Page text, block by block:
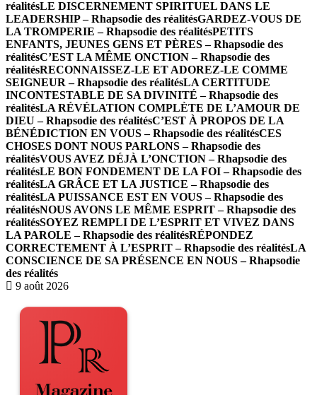
réalitésLE DISCERNEMENT SPIRITUEL DANS LE
LEADERSHIP – Rhapsodie des réalitésGARDEZ-VOUS DE
LA TROMPERIE – Rhapsodie des réalitésPETITS
ENFANTS, JEUNES GENS ET PÈRES – Rhapsodie des
réalitésC’EST LA MÊME ONCTION – Rhapsodie des
réalitésRECONNAISSEZ-LE ET ADOREZ-LE COMME
SEIGNEUR – Rhapsodie des réalitésLA CERTITUDE
INCONTESTABLE DE SA DIVINITÉ – Rhapsodie des
réalitésLA RÉVÉLATION COMPLÈTE DE L’AMOUR DE
DIEU – Rhapsodie des réalitésC’EST À PROPOS DE LA
BÉNÉDICTION EN VOUS – Rhapsodie des réalitésCES
CHOSES DONT NOUS PARLONS – Rhapsodie des
réalitésVOUS AVEZ DÉJÀ L’ONCTION – Rhapsodie des
réalitésLE BON FONDEMENT DE LA FOI – Rhapsodie des
réalitésLA GRÂCE ET LA JUSTICE – Rhapsodie des
réalitésLA PUISSANCE EST EN VOUS – Rhapsodie des
réalitésNOUS AVONS LE MÊME ESPRIT – Rhapsodie des
réalitésSOYEZ REMPLI DE L’ESPRIT ET VIVEZ DANS
LA PAROLE – Rhapsodie des réalitésRÉPONDEZ
CORRECTEMENT À L’ESPRIT – Rhapsodie des réalitésLA
CONSCIENCE DE SA PRÉSENCE EN NOUS – Rhapsodie
des réalités
9 août 2026